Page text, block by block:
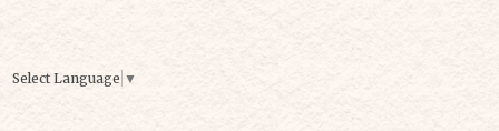
Select Language ▼